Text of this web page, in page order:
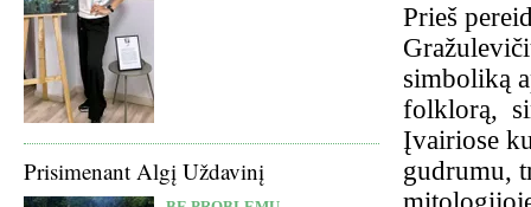
Prisimenant Algį Uždavinį
Prieš
simboliką
folklorą,
Įvairiose
gudrumu,